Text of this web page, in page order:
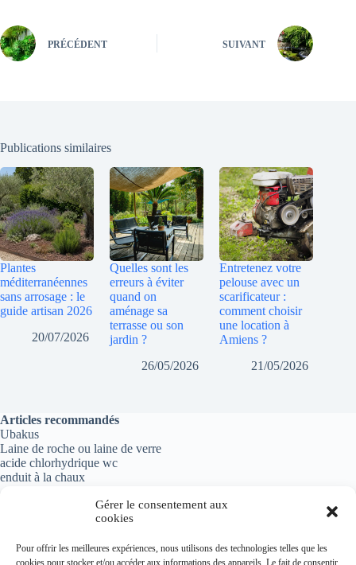
Gérer le consentement aux
cookies
Pour offrir les meilleures expériences, nous utilisons des technologies telles que les
cookies pour stocker et/ou accéder aux informations des appareils. Le fait de consentir
PRÉCÉDENT SUIVANT
Publications similaires
Plantes
méditerranéennes
sans arrosage : le
guide artisan 2026
20/07/2026
Quelles sont les
erreurs à éviter
quand on
aménage sa
terrasse ou son
jardin ?
26/05/2026
Entretenez votre
pelouse avec un
scarificateur :
comment choisir
une location à
Amiens ?
21/05/2026
Articles recommandés
Ubakus
Laine de roche ou laine de verre
acide chlorhydrique wc
enduit à la chaux